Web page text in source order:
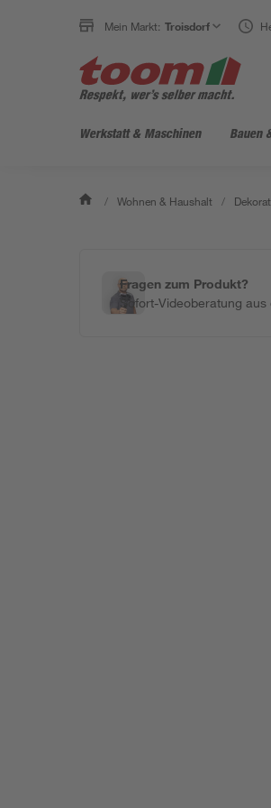
Mein Markt: Troisdorf
Werkstatt & Maschinen Bauen
/ Wohnen & Haushalt /
Fragen zum Produkt?
Sofort-Videoberatung